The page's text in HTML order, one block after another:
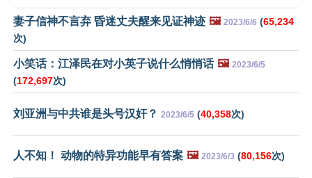
妻子信神不言弃 昏迷丈夫醒来见证神迹 🖼️ 2023/6/6 (65,234
次)
小笑话：江泽民在对小英子说什么悄悄话 🖼️ 2023/6/5
(172,697次)
刘亚洲与中共谁是头号汉奸？ 2023/6/5 (40,358次)
人不知！ 动物的特异功能早有答案 🖼️ 2023/6/3 (80,156次)